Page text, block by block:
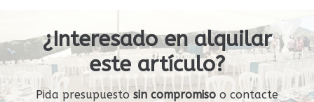
¿Interesado en alquilar
este artículo?
Pida presupuesto sin compromiso o contacte